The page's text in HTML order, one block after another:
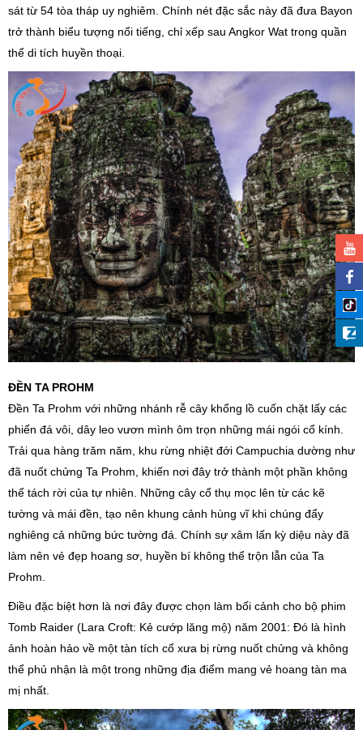
sát từ 54 tòa tháp uy nghiêm. Chính nét đặc sắc này đã đưa Bayon
trở thành biểu tượng nổi tiếng, chỉ xếp sau Angkor Wat trong quần
thể di tích huyền thoại.
ĐỀN TA PROHM
Đền Ta Prohm với những nhánh rễ cây khổng lồ cuốn chặt lấy các
phiến đá vôi, dây leo vươn mình ôm trọn những mái ngói cổ kính.
Trải qua hàng trăm năm, khu rừng nhiệt đới Campuchia dường như
đã nuốt chửng Ta Prohm, khiến nơi đây trở thành một phần không
thể tách rời của tự nhiên. Những cây cổ thụ mọc lên từ các kẽ
tường và mái đền, tạo nên khung cảnh hùng vĩ khi chúng đẩy
nghiêng cả những bức tường đá. Chính sự xâm lấn kỳ diệu này đã
làm nên vẻ đẹp hoang sơ, huyền bí không thể trộn lẫn của Ta
Prohm.
Điều đặc biệt hơn là nơi đây được chọn làm bối cảnh cho bộ phim
Tomb Raider (Lara Croft: Kẻ cướp lăng mộ) năm 2001: Đó là hình
ảnh hoàn hảo về một tàn tích cổ xưa bị rừng nuốt chửng và không
thể phủ nhận là một trong những địa điểm mang vẻ hoang tàn ma
mị nhất.